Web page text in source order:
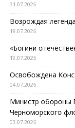
31.07.2026
Возрождая
19.07.2026
«Богини
19.07.2026
Освобождена
04.07.2026
Министр обороны
Черноморского
03.07.2026